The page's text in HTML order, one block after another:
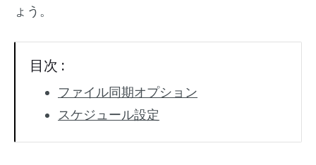
ょう。
目次 :
ファイル同期オプション
スケジュール設定